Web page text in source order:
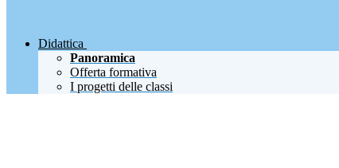
Didattica
Panoramica
Offerta formativa
I progetti delle classi